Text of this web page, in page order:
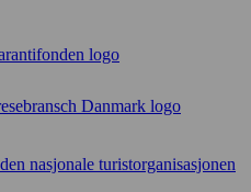
logo
Danmark logo
nasjonale turistorganisasjonen